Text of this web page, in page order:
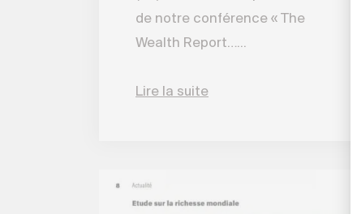
de notre conférence « The
Wealth Report…...
Lire la suite